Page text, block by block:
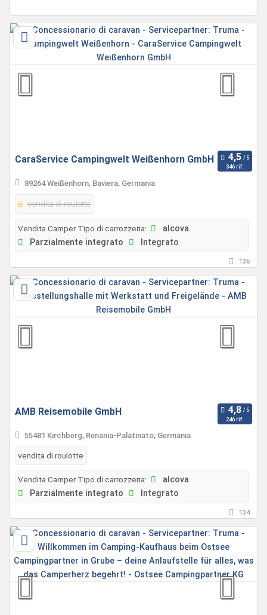
CaraService Campingwelt Weißenhorn GmbH
346 rif.
89264 Weißenhorn, Baviera, Germania
vendita di roulotte
Vendita Camper Tipo di carrozzeria:
alcova
Parzialmente integrato
Integrato
136
AMB Reisemobile GmbH
246 rif.
55481 Kirchberg, Renania-Palatinato, Germania
vendita di roulotte
Vendita Camper Tipo di carrozzeria:
alcova
Parzialmente integrato
Integrato
134